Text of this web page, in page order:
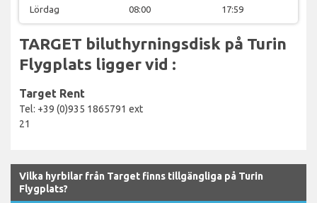
Lördag 08:00 17:59
TARGET biluthyrningsdisk på Turin
Flygplats ligger vid :
Target Rent
Tel: +39 (0)935 1865791 ext
21
Vilka hyrbilar från Target finns tillgängliga på Turin
Flygplats?